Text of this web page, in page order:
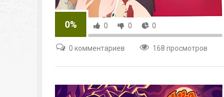
0% 0 0 0
0 комментариев 168 просмотров